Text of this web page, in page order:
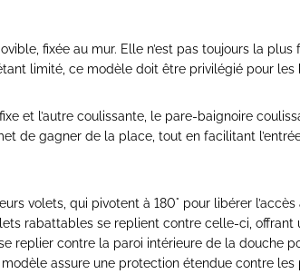
fixée au mur. Elle n’est pas toujours la
limité, ce modèle doit être privilégié pour les
et l’autre coulissante, le pare-baignoire
de gagner de la place, tout en facilitant
volets, qui pivotent à 180° pour libérer
rabattables se replient contre celle-ci, offrant
replier contre la paroi intérieure de la douche
assure une protection étendue contre les